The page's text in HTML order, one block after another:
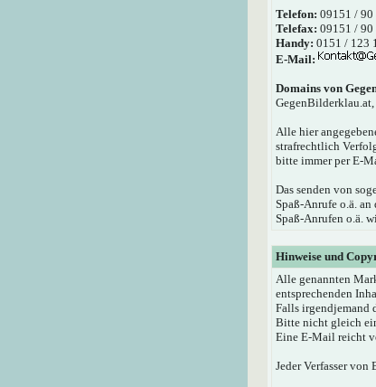
Telefon: 09151 / 90
Telefax: 09151 / 90
Handy: 0151 / 123
E-Mail:
Domains von
Alle hier
strafrechtlich
bitte immer per E-
Das senden von
Spaß-Anrufe o.ä.
Spaß-Anrufen o.ä.
Hinweise und
Alle genannten
entsprechenden
Falls irgendjemand
Bitte nicht gleich
Eine E-Mail reicht
Jeder Verfasser